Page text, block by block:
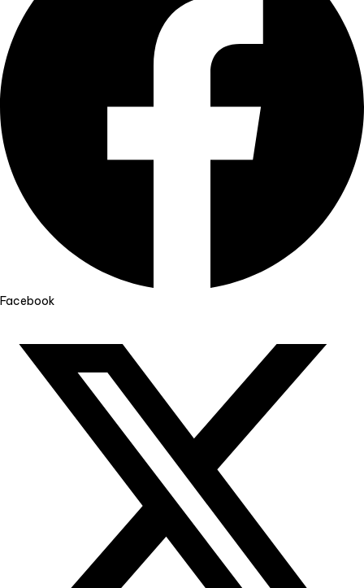
Facebook